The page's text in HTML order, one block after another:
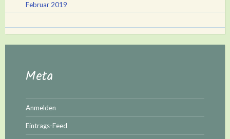
Februar 2019
Meta
Anmelden
Eintrags-Feed